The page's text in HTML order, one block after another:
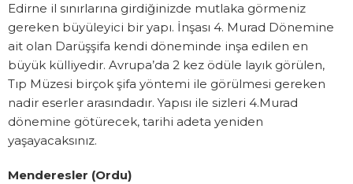
Edirne il sınırlarına girdiğinizde mutlaka görmeniz
gereken büyüleyici bir yapı. İnşası 4. Murad Dönemine
ait olan Darüşşifa kendi döneminde inşa edilen en
büyük külliyedir. Avrupa’da 2 kez ödüle layık görülen,
Tıp Müzesi birçok şifa yöntemi ile görülmesi gereken
nadir eserler arasındadır. Yapısı ile sizleri 4.Murad
dönemine götürecek, tarihi adeta yeniden
yaşayacaksınız.
Menderesler (Ordu)